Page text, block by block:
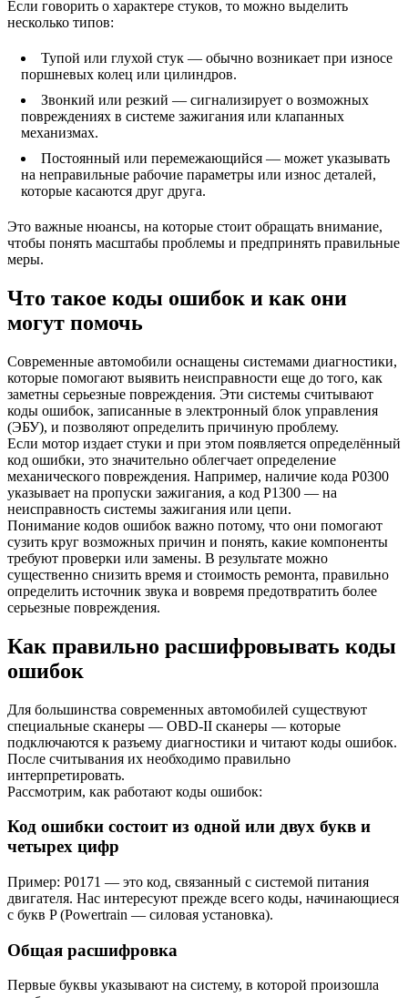
Если говорить о характере стуков, то можно выделить
несколько типов:
Тупой или глухой стук — обычно возникает при износе
поршневых колец или цилиндров.
Звонкий или резкий — сигнализирует о возможных
повреждениях в системе зажигания или клапанных
механизмах.
Постоянный или перемежающийся — может указывать
на неправильные рабочие параметры или износ деталей,
которые касаются друг друга.
Это важные нюансы, на которые стоит обращать внимание,
чтобы понять масштабы проблемы и предпринять правильные
меры.
Что такое коды ошибок и как они
могут помочь
Современные автомобили оснащены системами диагностики,
которые помогают выявить неисправности еще до того, как
заметны серьезные повреждения. Эти системы считывают
коды ошибок, записанные в электронный блок управления
(ЭБУ), и позволяют определить причиную проблему.
Если мотор издает стуки и при этом появляется определённый
код ошибки, это значительно облегчает определение
механического повреждения. Например, наличие кода P0300
указывает на пропуски зажигания, а код P1300 — на
неисправность системы зажигания или цепи.
Понимание кодов ошибок важно потому, что они помогают
сузить круг возможных причин и понять, какие компоненты
требуют проверки или замены. В результате можно
существенно снизить время и стоимость ремонта, правильно
определить источник звука и вовремя предотвратить более
серьезные повреждения.
Как правильно расшифровывать коды
ошибок
Для большинства современных автомобилей существуют
специальные сканеры — OBD-II сканеры — которые
подключаются к разъему диагностики и читают коды ошибок.
После считывания их необходимо правильно
интерпретировать.
Рассмотрим, как работают коды ошибок:
Код ошибки состоит из одной или двух букв и
четырех цифр
Пример: P0171 — это код, связанный с системой питания
двигателя. Нас интересуют прежде всего коды, начинающиеся
с букв P (Powertrain — силовая установка).
Общая расшифровка
Первые буквы указывают на систему, в которой произошла